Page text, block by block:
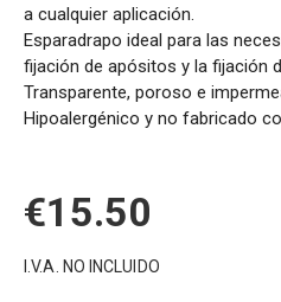
a cualquier aplicación.
Esparadrapo ideal para las
fijación de apósitos y la fijación
Transparente, poroso e
Hipoalergénico y no fabricado
€15.50
I.V.A. NO INCLUIDO